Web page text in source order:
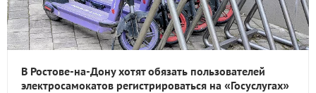
В Ростове-на-Дону хотят обязать пользователей
электросамокатов регистрироваться на «Госуслугах»